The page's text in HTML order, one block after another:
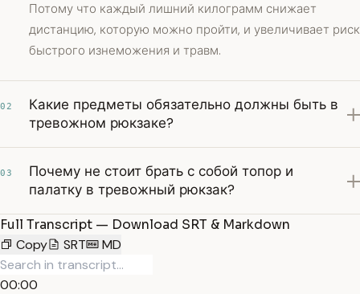
Потому что каждый лишний килограмм снижает
дистанцию, которую можно пройти, и увеличивает риск
быстрого изнеможения и травм.
02
Какие предметы обязательно должны быть в
тревожном рюкзаке?
03
Почему не стоит брать с собой топор и
палатку в тревожный рюкзак?
Full Transcript — Download SRT & Markdown
Copy
SRT MD
00:00